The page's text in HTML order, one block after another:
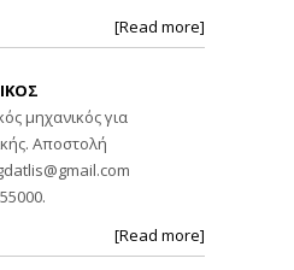
[Read more]
μηχανικός για
Αποστολή
[Read more]